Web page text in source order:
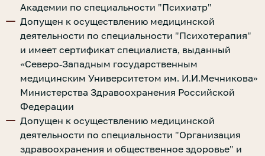
Академии по специальности "Психиатр"
Допущен к осуществлению медицинской
деятельности по специальности "Психотерапия"
и имеет сертификат специалиста, выданный
«Северо-Западным государственным
медицинским Университетом им. И.И.Мечникова»
Министерства Здравоохранения Российской
Федерации
Допущен к осуществлению медицинской
деятельности по специальности "Организация
здравоохранения и общественное здоровье" и